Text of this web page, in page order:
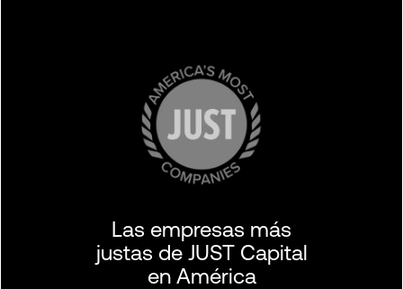
Las empresas más
justas de JUST Capital
en América